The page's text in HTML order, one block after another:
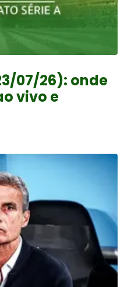
07/26): onde
vivo e